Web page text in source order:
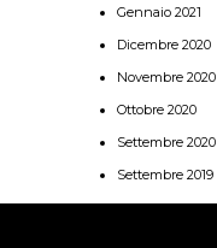
Gennaio 2021
Dicembre 2020
Novembre 2020
Ottobre 2020
Settembre 2020
Settembre 2019